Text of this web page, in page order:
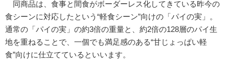
同商品は、食事と間食がボーダーレス化してきている昨今の
食シーンに対応したという“軽食シーン”向けの「パイの実」。
通常の「パイの実」の約3倍の重量と、約2倍の128層のパイ生
地を重ねることで、一個でも満足感のある“甘じょっぱい軽
食”向けに仕立てているといいます。